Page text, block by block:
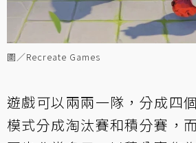
圖／Recreate Games
遊戲可以兩兩一隊，分成四
模式分成淘汰賽和積分賽，